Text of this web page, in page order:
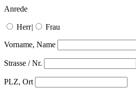
Anrede
Herr| Frau
Vorname, Name
Strasse / Nr.
PLZ, Ort